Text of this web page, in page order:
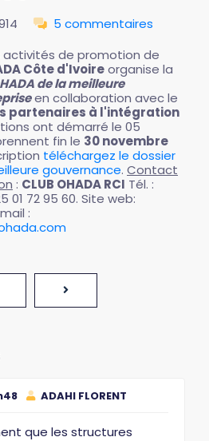
5 commentaires
activités de promotion de
Côte d'Ivoireorganise la
de la meilleure
en collaboration avec le
partenaires à l'intégration
ont démarré le 05
fin le 30 novembre
téléchargez le dossier
gouvernance. Contact
: CLUB OHADA RCI Tél. :
01 72 95 60. Site web:
:
ADAHI FLORENT
que les structures